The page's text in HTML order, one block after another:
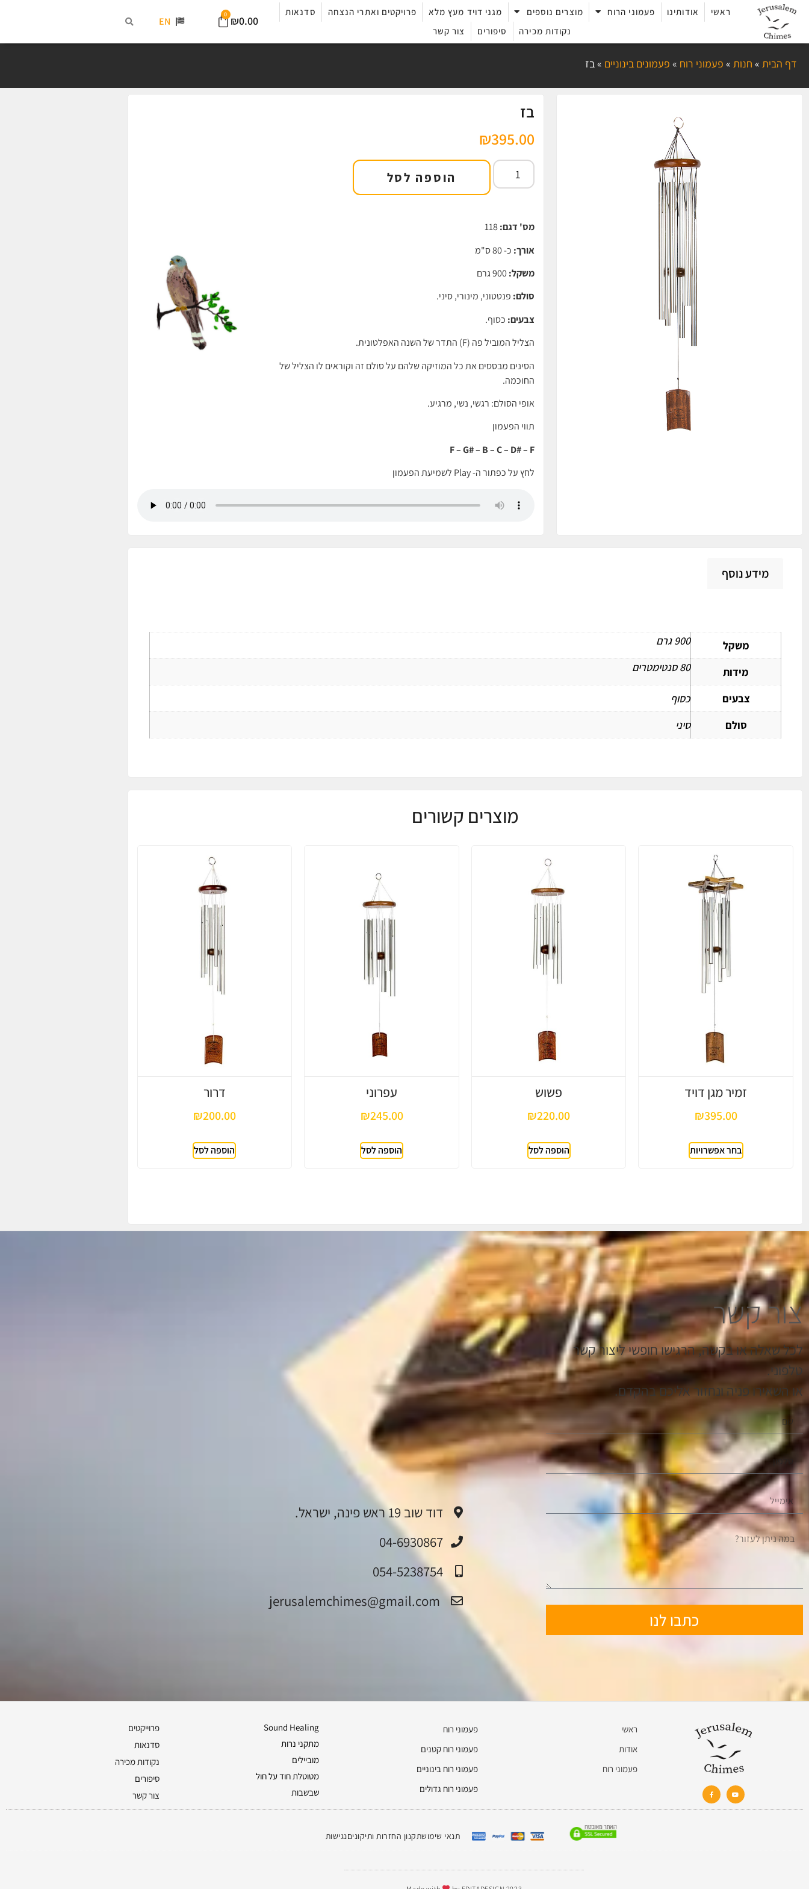
ראשי אודותינו פעמוני הרוח מוצרים נוספים מגני דויד מעץ מלא פרויקטים ואתרי הנצחה
סדנאות
נקודות מכירה
סיפורים צור קשר
₪0.00
0
EN
דף הבית » חנות » פעמוני רוח » פעמונים בינוניים »בז
בז
₪395.00
הוספה לסל
מס' דגם:118
אורך: כ- 80 ס"מ
משקל:900 גרם
סולם: פנטטוני, מינורי, סיני.
צבעים: כסוף.
הצליל המוביל פה (F) התדר של השנה האפלטונית.
הסינים מבססים את כל המוזיקה שלהם על סולם זה וקוראים לו הצליל של
החוכמה.
אופי הסולם: רגשי, נשי, מרגיע.
תווי הפעמון
F – G# – B – C – D# – F
לחץ על כפתור ה- Play לשמיעת הפעמון
מידע נוסף
משקל 900 גרם
מידות 80 סנטימטרים
צבעים
כסוף
סולם
סיני
מוצרים קשורים
זמיר מגן דויד
₪395.00
בחר אפשרויות
פשוש
₪220.00
הוספה לסל
עפרוני
₪245.00
הוספה לסל
דרור
₪200.00
הוספה לסל
צור קשר
לכל שאלה או בקשה, הרגישו חופשי ליצור קשר
טלפוני.
או השאירו פניה ונחזור אליכם בהקדם.
כתבו לנו
דוד שוב 19 ראש פינה, ישראל.
04-6930867
054-5238754
ראשי
אודות
פעמוני רוח
פעמוני רוח
פעמוני רוח קטנים
פעמוני רוח בינוניים
פעמוני רוח גדולים
Sound Healing
מתקני נרות
מוביילים
מטוטלת חוד על חול
שבשבות
פרוייקטים
סדנאות
נקודות מכירה
סיפורים
צור קשר
תנאי שימושתקנון החזרות ותיקוניםנגישות